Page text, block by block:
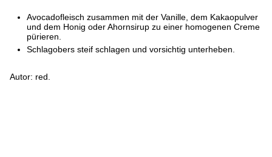
Avocadofleisch zusammen mit der Vanille, dem Kakaopulver
und dem Honig oder Ahornsirup zu einer homogenen Creme
pürieren.
Schlagobers steif schlagen und vorsichtig unterheben.
Autor: red.